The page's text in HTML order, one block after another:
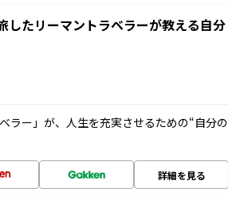
たリーマントラベラーが教える自分
ラー」が、人生を充実させるための“自分の
詳細を見る